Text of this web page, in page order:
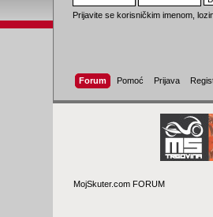
Prijavite se korisničkim imenom,
Forum Pomoć Prijava
MojSkuter.com FORUM